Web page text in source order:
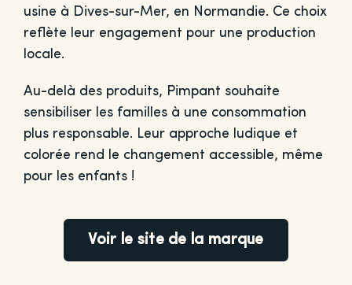
usine à Dives-sur-Mer, en Normandie. Ce choix
reflète leur engagement pour une production
locale.
Au-delà des produits, Pimpant souhaite
sensibiliser les familles à une consommation
plus responsable. Leur approche ludique et
colorée rend le changement accessible, même
pour les enfants !
Voir le site de la marque